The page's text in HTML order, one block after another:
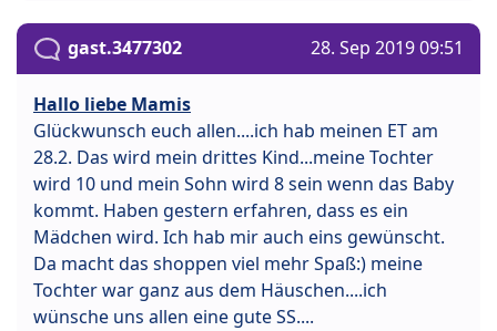
gast.3477302 28. Sep 2019 09:51
Hallo liebe Mamis
Glückwunsch euch allen....ich hab meinen ET am
28.2. Das wird mein drittes Kind...meine Tochter
wird 10 und mein Sohn wird 8 sein wenn das Baby
kommt. Haben gestern erfahren, dass es ein
Mädchen wird. Ich hab mir auch eins gewünscht.
Da macht das shoppen viel mehr Spaß:) meine
Tochter war ganz aus dem Häuschen....ich
wünsche uns allen eine gute SS....